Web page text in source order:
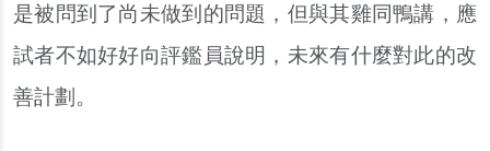
是被問到了尚未做到的問題，但與其雞同鴨講，應
試者不如好好向評鑑員說明，未來有什麼對此的改
善計劃。